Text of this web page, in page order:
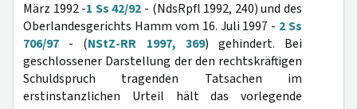
März 1992 -1 Ss 42/92 - (NdsRpfl 1992, 240) und des
Oberlandesgerichts Hamm vom 16. Juli 1997 - 2 Ss
706/97 - (NStZ-RR 1997, 369) gehindert. Bei
geschlossener Darstellung der den rechtskräftigen
Schuldspruch tragenden Tatsachen im
erstinstanzlichen Urteil hält das vorlegende